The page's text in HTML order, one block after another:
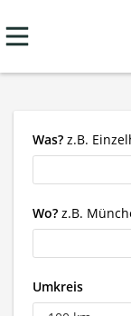
Was? z.B.
Wo? z.B.
Umkreis